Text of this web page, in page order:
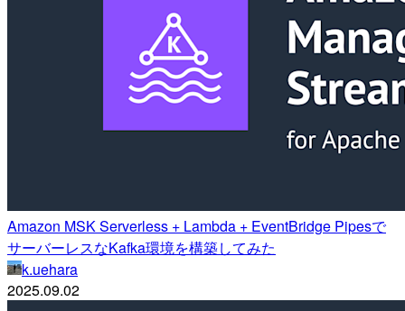
Amazon MSK Serverless + Lambda + EventBridge Pipesで
サーバーレスなKafka環境を構築してみた
k.uehara
2025.09.02